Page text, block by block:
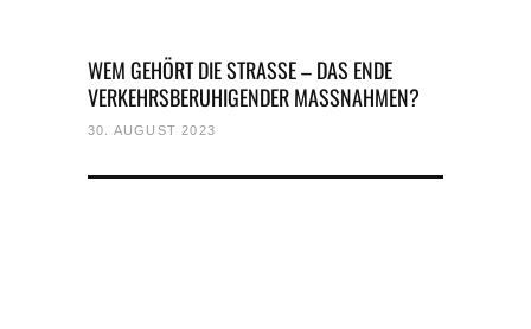
WEM GEHÖRT DIE STRASSE – DAS ENDE
VERKEHRSBERUHIGENDER MASSNAHMEN?
30. AUGUST 2023